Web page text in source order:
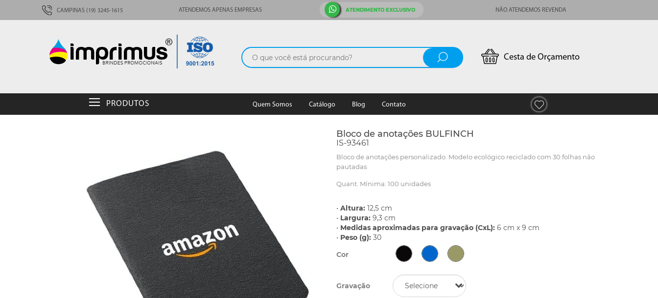
CAMPINAS (19) 3245-1615 ATENDEMOS APENAS EMPRESAS ATENDIMENTO EXCLUSIVO NÃO ATENDEMOS REVENDA
Cesta de Orçamento
PRODUTOS Quem Somos Catálogo Blog Contato
Bloco de anotações BULFINCH
IS-93461
Bloco de anotações personalizado. Modelo ecológico reciclado com 30 folhas não
pautadas
Quant. Mínima: 100 unidades
• Altura: 12,5 cm
• Largura: 9,3 cm
• Medidas aproximadas para gravação (CxL): 6 cm x 9 cm
• Peso (g): 30
Cor
Gravação